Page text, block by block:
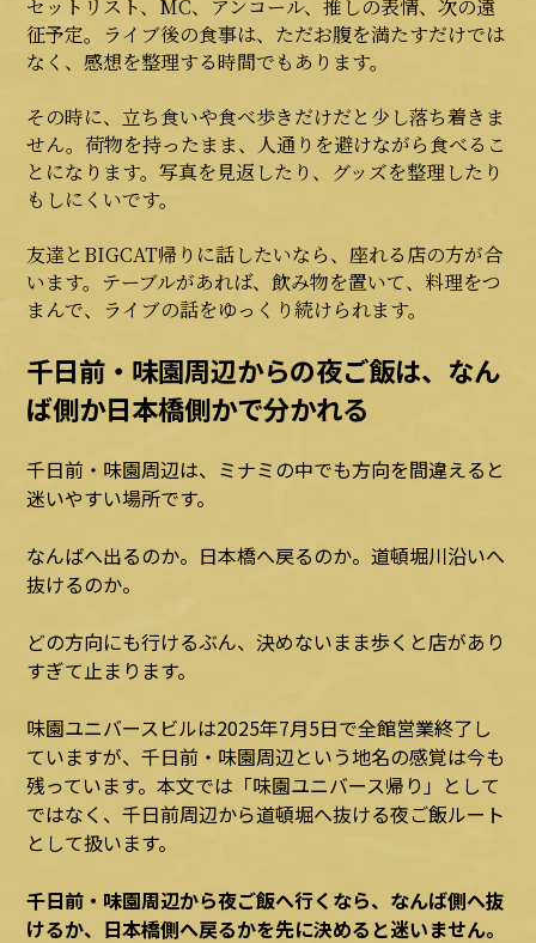
セットリスト、MC、アンコール、推しの表情、次の遠
征予定。ライブ後の食事は、ただお腹を満たすだけでは
なく、感想を整理する時間でもあります。
その時に、立ち食いや食べ歩きだけだと少し落ち着きま
せん。荷物を持ったまま、人通りを避けながら食べるこ
とになります。写真を見返したり、グッズを整理したり
もしにくいです。
友達とBIGCAT帰りに話したいなら、座れる店の方が合
います。テーブルがあれば、飲み物を置いて、料理をつ
まんで、ライブの話をゆっくり続けられます。
千日前・味園周辺からの夜ご飯は、なん
ば側か日本橋側かで分かれる
千日前・味園周辺は、ミナミの中でも方向を間違えると
迷いやすい場所です。
なんばへ出るのか。日本橋へ戻るのか。道頓堀川沿いへ
抜けるのか。
どの方向にも行けるぶん、決めないまま歩くと店があり
すぎて止まります。
味園ユニバースビルは2025年7月5日で全館営業終了し
ていますが、千日前・味園周辺という地名の感覚は今も
残っています。本文では「味園ユニバース帰り」として
ではなく、千日前周辺から道頓堀へ抜ける夜ご飯ルート
として扱います。
千日前・味園周辺から夜ご飯へ行くなら、なんば側へ抜
けるか、日本橋側へ戻るかを先に決めると迷いません。